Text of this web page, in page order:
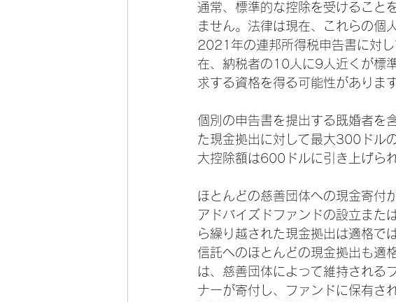
通常、標準的な控除を受けること
ません。法律は現在、これらの個
2021年の連邦所得税申告書に対
在、納税者の​​10人に9人近くが標
求する資格を得る可能性があります
個別の申告書を提出する既婚者を
た現金拠出に対して最大300ドル
大控除額は600ドルに引き上げられ
ほとんどの慈善団体への現金寄付
アドバイズドファンドの設立また
ら繰り越された現金拠出は適格で
信託へのほとんどの現金拠出も適
は、慈善団体によって維持される
ナーが寄付し、ファンドに保有さ